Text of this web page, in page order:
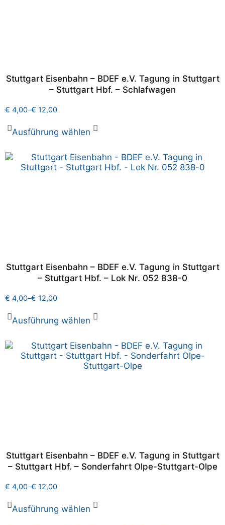
Stuttgart Eisenbahn – BDEF e.V. Tagung in Stuttgart
– Stuttgart Hbf. – Schlafwagen
€ 4,00–€ 12,00
Ausführung wählen
Stuttgart Eisenbahn – BDEF e.V. Tagung in Stuttgart
– Stuttgart Hbf. – Lok Nr. 052 838-0
€ 4,00–€ 12,00
Ausführung wählen
Stuttgart Eisenbahn – BDEF e.V. Tagung in Stuttgart
– Stuttgart Hbf. – Sonderfahrt Olpe-Stuttgart-Olpe
€ 4,00–€ 12,00
Ausführung wählen